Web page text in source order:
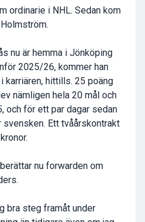
ordinarie i NHL. Sedan kom
nu är hemma i Jönköping
2025/26, kommer han
karriären, hittills. 25 poäng
nämligen hela 20 mål och
och för ett par dagar sedan
Ett tvåårskontrakt
nu forwarden om
bra steg framåt under